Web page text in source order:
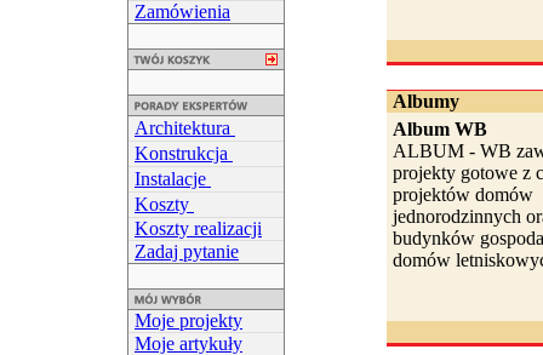
Zamówienia
Architektura
Konstrukcja
Instalacje
Koszty
Koszty realizacji
Zadaj pytanie
Moje projekty
Moje artykuły
Albumy
Album WB
ALBUM - WB
projekty gotowe z
projektów domów
jednorodzinnych
budynków
domów